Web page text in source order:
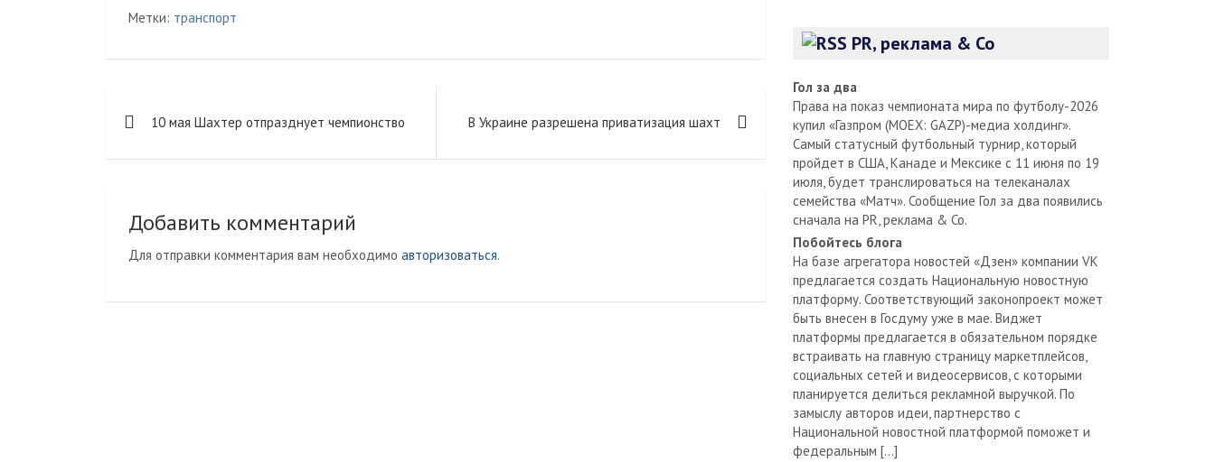
l
g
m
n
k
s
k
.
J
r
а
т
Метки: транспорт
по
10 мая Шахтер отпразднует чемпионство В Украине разрешена приватизация шахт
Добавить комментарий
Для отправки комментария вам необходимо авторизоваться.
PR, реклама & Co
Гол за два
Права на показ чемпионата мира по футболу-2026
купил «Газпром (MOEX: GAZP)-медиа холдинг».
Самый статусный футбольный турнир, который
пройдет в США, Канаде и Мексике с 11 июня по 19
июля, будет транслироваться на телеканалах
семейства «Матч». Сообщение Гол за два появились
сначала на PR, реклама & Co.
Побойтесь блога
На базе агрегатора новостей «Дзен» компании VK
предлагается создать Национальную новостную
платформу. Соответствующий законопроект может
быть внесен в Госдуму уже в мае. Виджет
платформы предлагается в обязательном порядке
встраивать на главную страницу маркетплейсов,
социальных сетей и видеосервисов, с которыми
планируется делиться рекламной выручкой. По
замыслу авторов идеи, партнерство с
Национальной новостной платформой поможет и
федеральным […]